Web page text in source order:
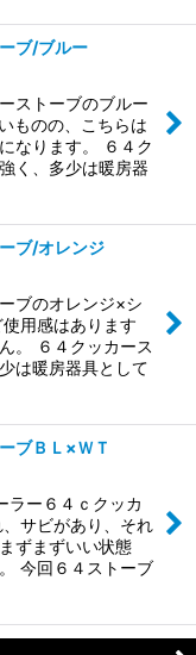
ブ/ブルー
ストーブのブルー
ものの、こちらは
なります。 ６４ク
く、多少は暖房器
ブ/オレンジ
ブのオレンジ×シ
用感はあります
。 ６４クッカース
は暖房器具として
ブＢＬ×ＷＴ
ラー６４ｃクッカ
サビがあり、それ
ずまずいい状態
今回６４ストーブ